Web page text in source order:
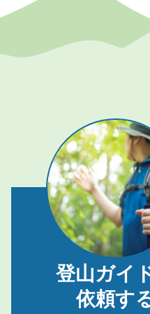
登山ガイ
依頼す